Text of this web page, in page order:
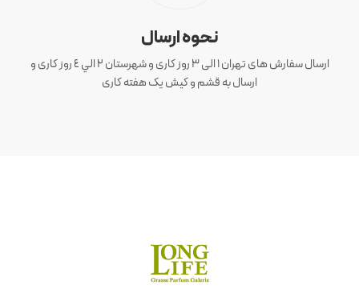
نحوه ارسال
ارسال سفارش های تهران 1 الی 3 روز کاری و شهرستان ٢ الي ٤ روز کاری و
ارسال به قشم و کیش یک هفته کاری